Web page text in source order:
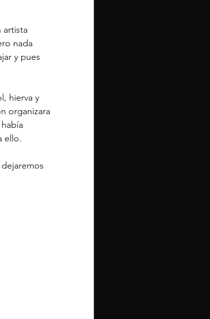
artista
nada
y pues
hierva y
organizara
ello.